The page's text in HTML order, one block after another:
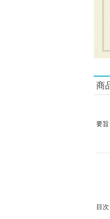
商
要旨
目次